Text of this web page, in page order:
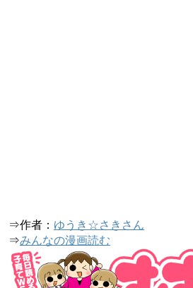
⇒作者： ゆうき☆さきさん
⇒みんなの漫画読む